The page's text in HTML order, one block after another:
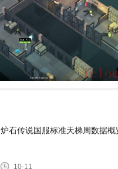
炉石传说国服标准天梯周数据概
10-11